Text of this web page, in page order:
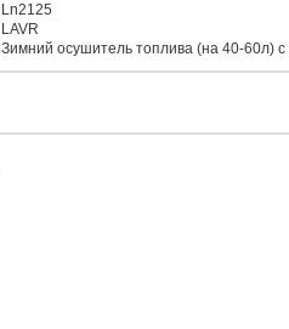
Ln2125
LAVR
Зимний осушитель топлива (на 40-60л)